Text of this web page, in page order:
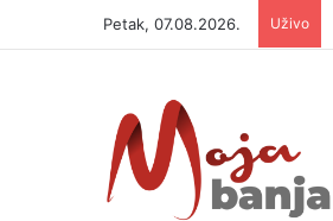
Petak, 07.08.2026. Uživo